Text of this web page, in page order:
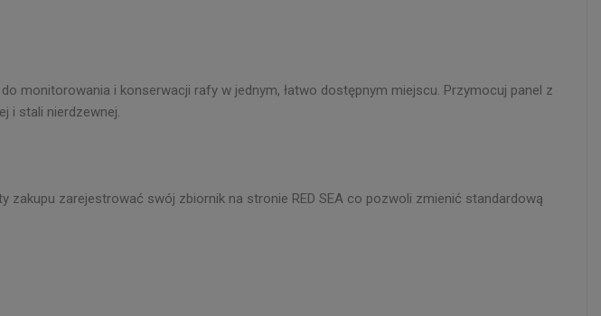
monitorowania i konserwacji rafy w jednym, łatwo dostępnym miejscu. Przymocuj panel z
i stali nierdzewnej.
zarejestrować swój zbiornik na stronie RED SEA co pozwoli zmienić standardową